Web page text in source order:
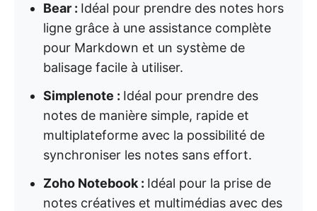
Bear : Idéal pour prendre des notes hors
ligne grâce à une assistance complète
pour Markdown et un système de
balisage facile à utiliser.
Simplenote : Idéal pour prendre des
notes de manière simple, rapide et
multiplateforme avec la possibilité de
synchroniser les notes sans effort.
Zoho Notebook : Idéal pour la prise de
notes créatives et multimédias avec des